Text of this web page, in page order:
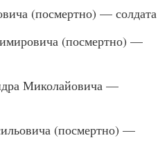
(посмертно) — солдата
(посмертно) —
Миколайовича —
(посмертно) —